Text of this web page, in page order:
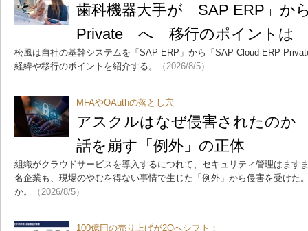
歯科機器大手が「SAP ERP」か
Private」へ 移行のポイントは
松風は自社の基幹システムを「SAP ERP」から「SAP Cloud ERP
経緯や移行のポイントを紹介する。
（2026/8/5）
MFAやOAuthの落とし穴
アスクルはなぜ侵害されたの
話を崩す「例外」の正体
組織がクラウドサービスを導入するにつれて、セキュリティ管理はます
名企業も、現場のやむを得ない事情で生じた「例外」から侵害を受けた
か。
（2026/8/5）
100億円の売り上げが2Qへシフト：